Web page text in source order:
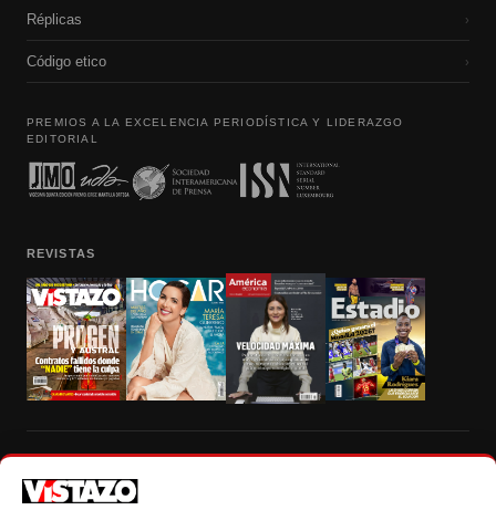
Réplicas ›
Código etico ›
PREMIOS A LA EXCELENCIA PERIODÍSTICA Y LIDERAZGO
EDITORIAL
REVISTAS
autorización escrita de su titular, de todos los contenidos de Vistazo.com.